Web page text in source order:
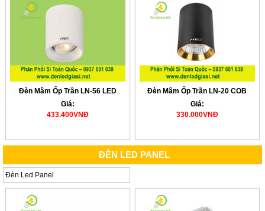
Đèn Mâm Ốp Trần LN-56 LED
Giá:
433.400VNĐ
Đèn Mâm Ốp Trần LN-20 COB
Giá:
330.000VNĐ
ĐÈN LED PANEL
Đèn Led Panel